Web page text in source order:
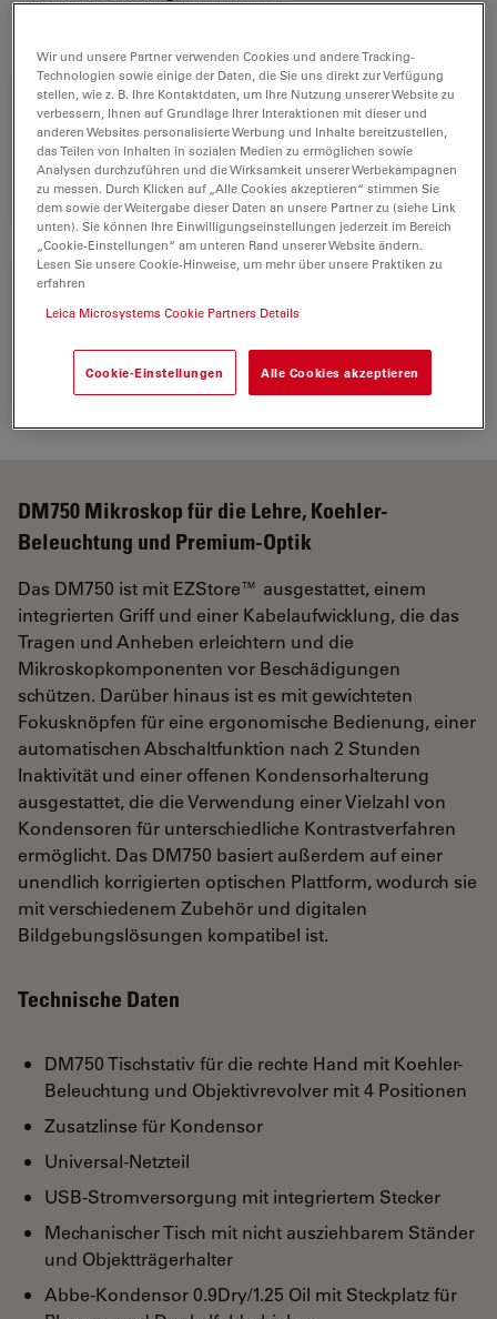
DM750 BF 4 Obj HI Plan
Koehler Outfit
13613002
1
Power cable, 2 m, EURO
DM750 Mikroskop für die Lehre, Koehler-
Beleuchtung und Premium-Optik
Das DM750 ist mit EZStore™ ausgestattet, einem
integrierten Griff und einer Kabelaufwicklung, die das
Tragen und Anheben erleichtern und die
Mikroskopkomponenten vor Beschädigungen
schützen. Darüber hinaus ist es mit gewichteten
Fokusknöpfen für eine ergonomische Bedienung, einer
automatischen Abschaltfunktion nach 2 Stunden
Inaktivität und einer offenen Kondensorhalterung
ausgestattet, die die Verwendung einer Vielzahl von
Kondensoren für unterschiedliche Kontrastverfahren
ermöglicht. Das DM750 basiert außerdem auf einer
unendlich korrigierten optischen Plattform, wodurch sie
mit verschiedenem Zubehör und digitalen
Bildgebungslösungen kompatibel ist.
Technische Daten
DM750 Tischstativ für die rechte Hand mit Koehler-
Beleuchtung und Objektivrevolver mit 4 Positionen
Zusatzlinse für Kondensor
Universal-Netzteil
USB-Stromversorgung mit integriertem Stecker
Mechanischer Tisch mit nicht ausziehbarem Ständer
und Objektträgerhalter
Abbe-Kondensor 0.9Dry/1.25 Oil mit Steckplatz für
Wir und unsere Partner verwenden Cookies und andere Tracking-
Technologien sowie einige der Daten, die Sie uns direkt zur Verfügung
stellen, wie z. B. Ihre Kontaktdaten, um Ihre Nutzung unserer Website zu
verbessern, Ihnen auf Grundlage Ihrer Interaktionen mit dieser und
anderen Websites personalisierte Werbung und Inhalte bereitzustellen,
das Teilen von Inhalten in sozialen Medien zu ermöglichen sowie
Analysen durchzuführen und die Wirksamkeit unserer Werbekampagnen
zu messen. Durch Klicken auf „Alle Cookies akzeptieren“ stimmen Sie
dem sowie der Weitergabe dieser Daten an unsere Partner zu (siehe Link
unten). Sie können Ihre Einwilligungseinstellungen jederzeit im Bereich
„Cookie-Einstellungen“ am unteren Rand unserer Website ändern.
Lesen Sie unsere Cookie-Hinweise, um mehr über unsere Praktiken zu
erfahren
Leica Microsystems Cookie Partners Details
Cookie-Einstellungen Alle Cookies akzeptieren